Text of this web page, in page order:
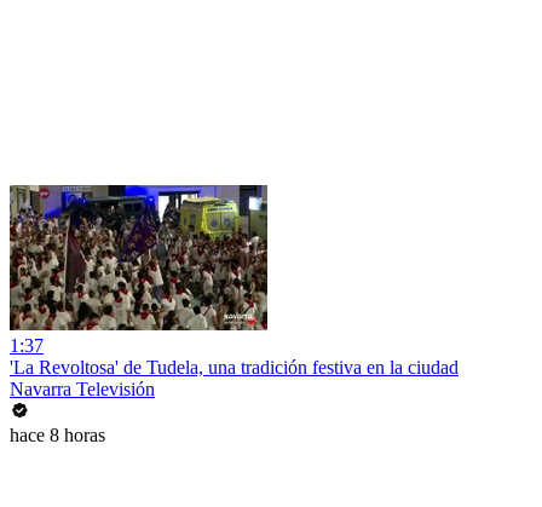
1:37
'La Revoltosa' de Tudela, una tradición festiva en la ciudad
Navarra Televisión
hace 8 horas